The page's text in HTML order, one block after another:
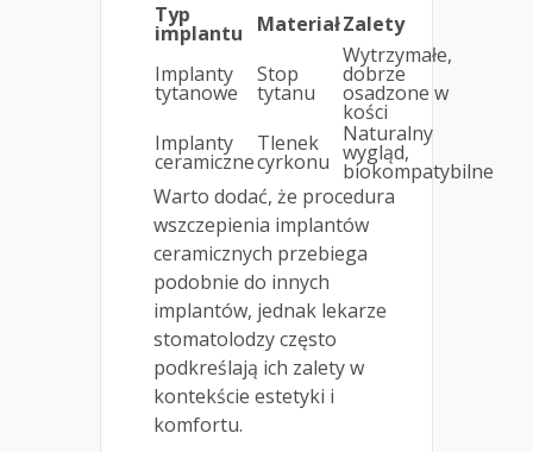
Typ
implantu MateriałZalety
Implanty
tytanowe
Stop
tytanu
Wytrzymałe,
dobrze
osadzone w
kości
Implanty
ceramiczne
Tlenek
cyrkonu
Naturalny
wygląd,
biokompatybilne
Warto dodać, że procedura
wszczepienia implantów
ceramicznych przebiega
podobnie do innych
implantów, jednak lekarze
stomatolodzy często
podkreślają ich zalety w
kontekście estetyki i
komfortu.